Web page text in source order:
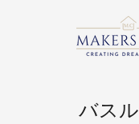
バス